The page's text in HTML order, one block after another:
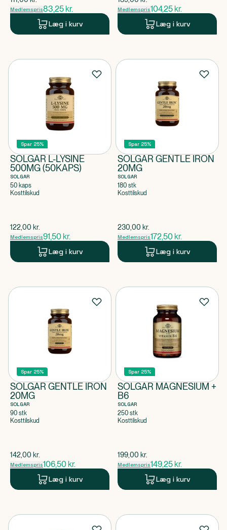
Medlemspris83,25 kr.
Læg i kurv
Medlemspris104,25 kr.
Læg i kurv
Spar 25%
SOLGAR L-LYSINE
500MG (50KAPS)
SOLGAR
50 kaps
Kosttilskud
$gammel pris
122,00 kr.
Medlemspris91,50 kr.
Læg i kurv
Spar 25%
SOLGAR GENTLE IRON
20MG
SOLGAR
180 stk
Kosttilskud
$gammel pris
230,00 kr.
Medlemspris172,50 kr.
Læg i kurv
Spar 25%
SOLGAR GENTLE IRON
20MG
SOLGAR
90 stk
Kosttilskud
$gammel pris
142,00 kr.
Medlemspris106,50 kr.
Læg i kurv
Spar 25%
SOLGAR MAGNESIUM +
B6
SOLGAR
250 stk
Kosttilskud
$gammel pris
199,00 kr.
Medlemspris149,25 kr.
Læg i kurv